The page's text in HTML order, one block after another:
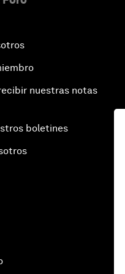
nuestras notas
boletines